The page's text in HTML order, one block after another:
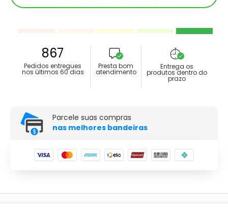
867
Pedidos entregues
nos últimos 60 dias
Presta bom
atendimento
Entrega os
produtos dentro do
prazo
Parcele suas compras
nas melhores bandeiras